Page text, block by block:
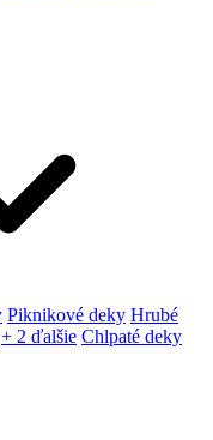
Piknikové deky Hrubé
+ 2 ďalšie Chlpaté deky